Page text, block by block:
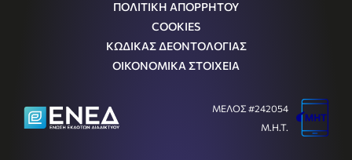
ΠΟΛΙΤΙΚΗ ΑΠΟΡΡΗΤΟΥ
COOKIES
ΚΩΔΙΚΑΣ ΔΕΟΝΤΟΛΟΓΙΑΣ
ΟΙΚΟΝΟΜΙΚΑ ΣΤΟΙΧΕΙΑ
ΜΕΛΟΣ #242054
Μ.Η.Τ.